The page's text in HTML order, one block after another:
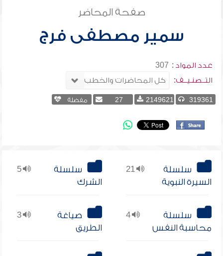
صفحة المحاضر
سمير مصطفى فرج
عدد المواد : 307
التــصنـيــف:
319361
2149621
27 مفضلة
21
سلسلة
السيرة النبوية
5
سلسلة
الشرك
4
سلسلة
محاسبة النفس
3
صياغة
الطريق